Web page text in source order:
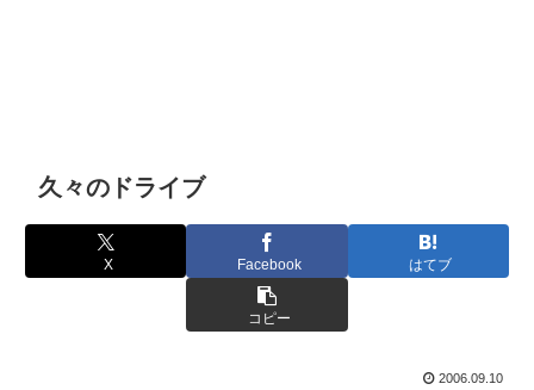
久々のドライブ
X Facebook はてブ
コピー
2006.09.10